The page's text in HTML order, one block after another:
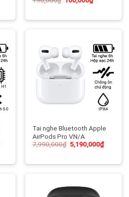
-35%
Tai nghe Bluetooth Apple
AirPods Pro VN/A
7,990,000₫ 5,190,000₫